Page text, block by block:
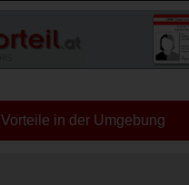
Vorteile in der Umgebung